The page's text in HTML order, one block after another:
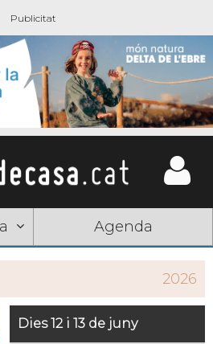
Agenda
2026
Dies 12 i 13 de juny